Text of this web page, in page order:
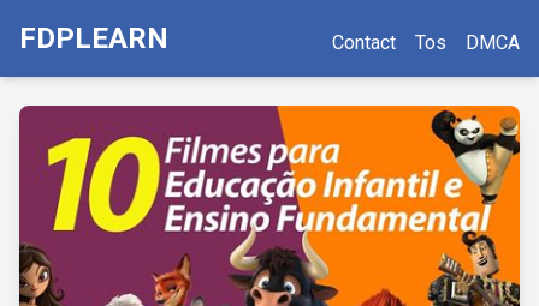
FDPLEARN Contact Tos DMCA